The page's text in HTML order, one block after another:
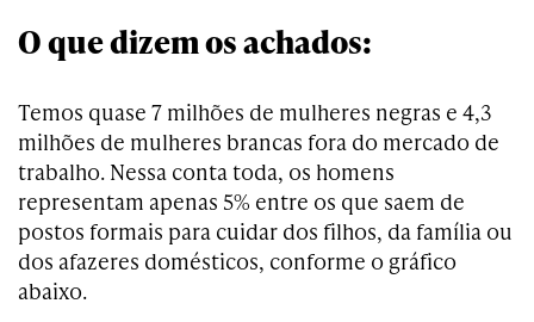
O que dizem os achados:
Temos quase 7 milhões de mulheres negras e 4,3
milhões de mulheres brancas fora do mercado de
trabalho. Nessa conta toda, os homens
representam apenas 5% entre os que saem de
postos formais para cuidar dos filhos, da família ou
dos afazeres domésticos, conforme o gráfico
abaixo.